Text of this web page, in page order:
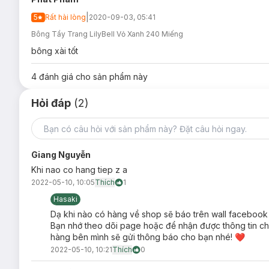
Dùng để thấm dung dịch tẩy trang, giúp loại bỏ lớp
Dùng để thấm nước hoa hồng (Toner / Lotion) khi
Dùng làm phương pháp Mask Lotion của Chizu Saeki
Dùng để thấm nước / lau thay cho khăn mặt.
Thành phần được làm từ
Thiết kế miếng bông cực kì mỏng nhưng lại dai, không
khác nhau.
Kích thước miếng bông lớn (6x5cm) hình chữ nhật,
Miếng bông được dệt thành 2 mặt, giúp bạn tận dụng
Khả năng thấm hút tốt các dung dịch nước tẩy trang
Dung tích mỗi gói lên đến 240 miếng, sử dụng được
5 Rất hài lòng 2020-09-03, 05:41
Bông Tẩy Trang LilyBell Vỏ Xanh 240 Miếng
bông xài tốt
4 đánh giá cho sản phẩm này
Hỏi đáp (2)
Giang Nguyễn
Khi nao co hang tiep z a
2022-05-10, 10:05Thích
1
Hasaki
Dạ khi nào có hàng về shop sẽ báo trên wall
Bạn nhớ theo dõi page hoặc để nhận được thông tin
hàng bên mình sẽ gửi thông báo cho bạn nhé! ❤
2022-05-10, 10:21Thích 0